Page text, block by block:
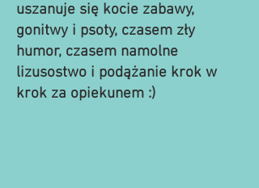
uszanuje się kocie zabawy,
gonitwy i psoty, czasem zły
humor, czasem namolne
lizusostwo i podążanie krok w
krok za opiekunem :)